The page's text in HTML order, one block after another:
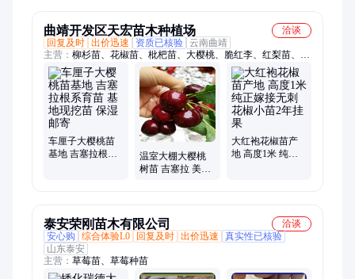
曲靖开发区天宏苗木种植场
洽谈
回复及时 出价迅速 资质已核验 云南曲靖
主营： 柳杉苗、花椒苗、枇杷苗、大樱桃、脆红李、红梨苗、雪
松苗、毛桃苗、狮子头、苹果苗、早熟苹果、鹰嘴蜜桃、杨梅基
地、旱冬瓜苗、半边红李、软籽石榴、冬桃树苗、大泡核桃、蜂
糖李、油茶、云南樱花、垂丝海棠、云南松、湿地松
车厘子大樱桃苗
基地 吉塞拉根系
温室大棚大樱桃
树苗 吉塞拉 美早
大红袍花椒苗产
地 高度1米 纯正
泰安荣刚苗木有限公司
洽谈
安心购
综合体验L0 回复及时 出价迅速
真实性已核验
山东泰安
主营： 草莓苗、草莓种苗